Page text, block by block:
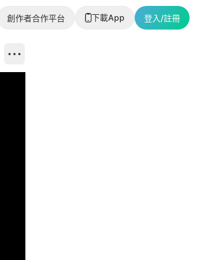
創作者合作平台 下載App 登入/註冊